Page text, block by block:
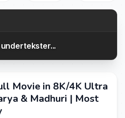
Movie in 8K/4K Ultra
& Madhuri | Most